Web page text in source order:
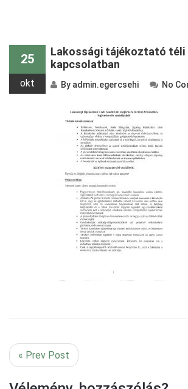
25
okt
Lakossági tájékoztató téli
kapcsolatban
By admin.egercsehi No
« Prev Post